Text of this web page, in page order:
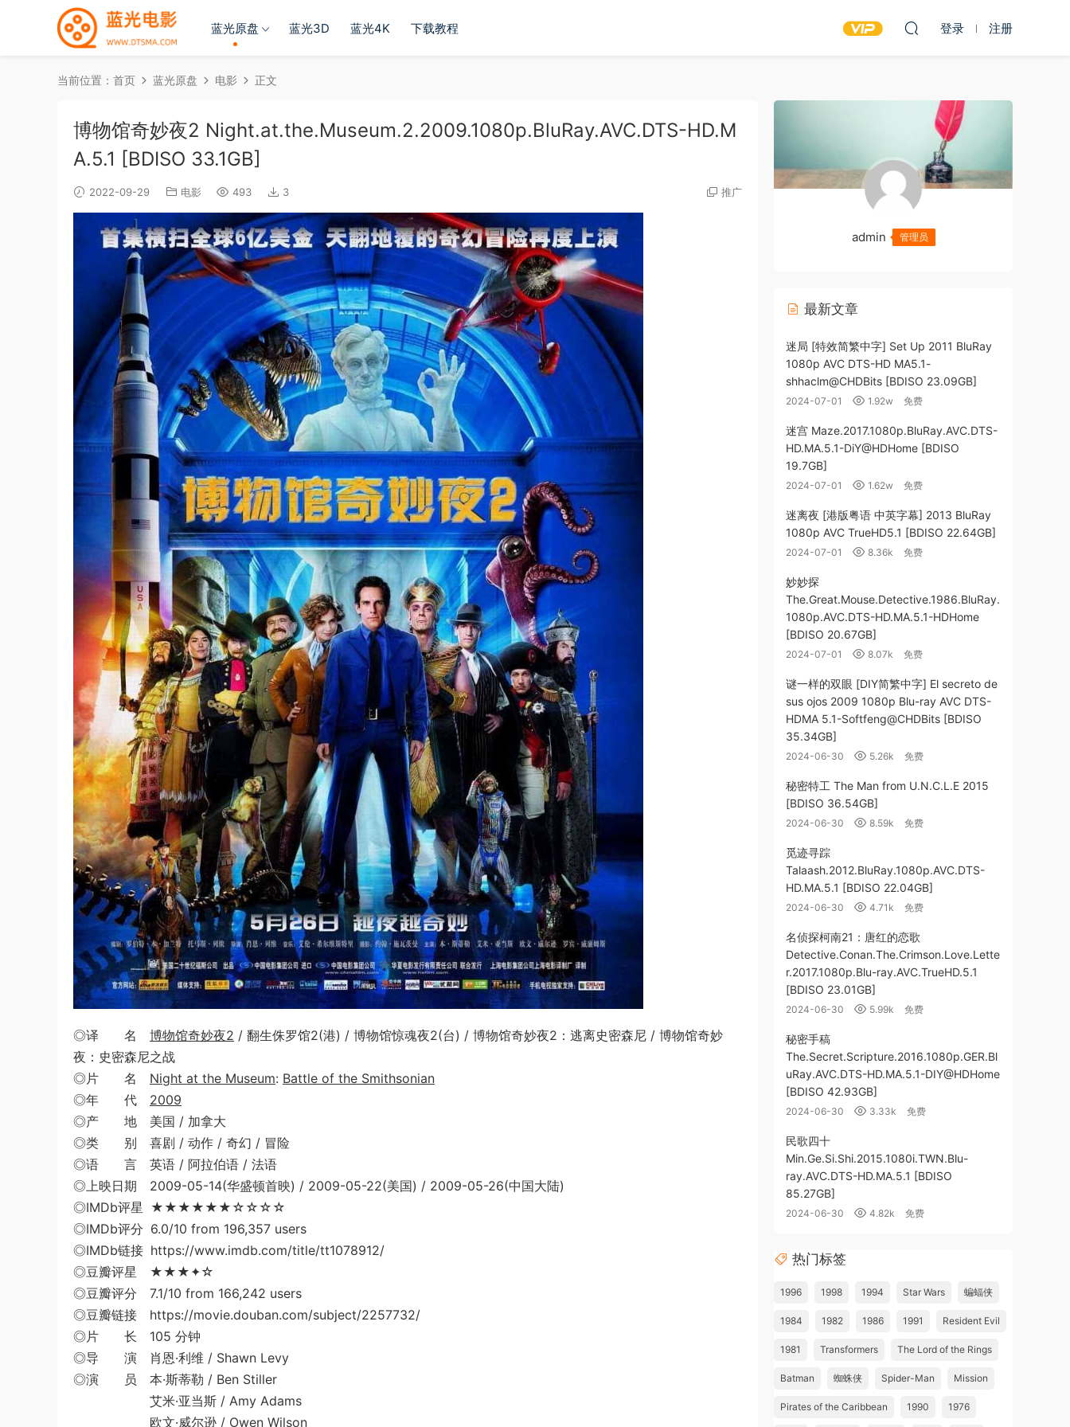
蓝光原盘 蓝光3D 蓝光4K 下载教程 登录 注册
当前位置： 首页 蓝光原盘 电影 正文
博物馆奇妙夜2 Night.at.the.Museum.2.2009.1080p.BluRay.AVC.DTS-HD.M
A.5.1 [BDISO 33.1GB]
2022-09-29 电影 493 3 推广
◎译 名 博物馆奇妙夜2 / 翻生侏罗馆2(港) / 博物馆惊魂夜2(台) / 博物馆奇妙夜2：逃离史密森尼 / 博物馆奇妙
夜：史密森尼之战
◎片 名 Night at the Museum: Battle of the Smithsonian
◎年 代 2009
◎产 地 美国 / 加拿大
◎类 别 喜剧 / 动作 / 奇幻 / 冒险
◎语 言 英语 / 阿拉伯语 / 法语
◎上映日期 2009-05-14(华盛顿首映) / 2009-05-22(美国) / 2009-05-26(中国大陆)
◎IMDb评星 ★★★★★★☆☆☆☆
◎IMDb评分 6.0/10 from 196,357 users
◎IMDb链接 https://www.imdb.com/title/tt1078912/
◎豆瓣评星 ★★★✦☆
◎豆瓣评分 7.1/10 from 166,242 users
◎豆瓣链接 https://movie.douban.com/subject/2257732/
◎片 长 105 分钟
◎导 演 肖恩·利维 / Shawn Levy
◎演 员 本·斯蒂勒 / Ben Stiller
艾米·亚当斯 / Amy Adams
欧文·威尔逊 / Owen Wilson
admin 管理员
最新文章
迷局 [特效简繁中字] Set Up 2011 BluRay
1080p AVC DTS-HD MA5.1-
shhaclm@CHDBits [BDISO 23.09GB]
2024-07-01 1.92w 免费
迷宫 Maze.2017.1080p.BluRay.AVC.DTS-
HD.MA.5.1-DiY@HDHome [BDISO
19.7GB]
2024-07-01 1.62w 免费
迷离夜 [港版粤语 中英字幕] 2013 BluRay
1080p AVC TrueHD5.1 [BDISO 22.64GB]
2024-07-01 8.36k 免费
妙妙探
The.Great.Mouse.Detective.1986.BluRay.
1080p.AVC.DTS-HD.MA.5.1-HDHome
[BDISO 20.67GB]
2024-07-01 8.07k 免费
谜一样的双眼 [DIY简繁中字] El secreto de
sus ojos 2009 1080p Blu-ray AVC DTS-
HDMA 5.1-Softfeng@CHDBits [BDISO
35.34GB]
2024-06-30 5.26k 免费
秘密特工 The Man from U.N.C.L.E 2015
[BDISO 36.54GB]
2024-06-30 8.59k 免费
觅迹寻踪
Talaash.2012.BluRay.1080p.AVC.DTS-
HD.MA.5.1 [BDISO 22.04GB]
2024-06-30 4.71k 免费
名侦探柯南21：唐红的恋歌
Detective.Conan.The.Crimson.Love.Lette
r.2017.1080p.Blu-ray.AVC.TrueHD.5.1
[BDISO 23.01GB]
2024-06-30 5.99k 免费
秘密手稿
The.Secret.Scripture.2016.1080p.GER.Bl
uRay.AVC.DTS-HD.MA.5.1-DIY@HDHome
[BDISO 42.93GB]
2024-06-30 3.33k 免费
民歌四十
Min.Ge.Si.Shi.2015.1080i.TWN.Blu-
ray.AVC.DTS-HD.MA.5.1 [BDISO
85.27GB]
2024-06-30 4.82k 免费
热门标签
1996 1998 1994 Star Wars 蝙蝠侠
1984 1982 1986 1991 Resident Evil
1981 Transformers The Lord of the Rings
Batman 蜘蛛侠 Spider-Man Mission
Pirates of the Caribbean 1990 1976